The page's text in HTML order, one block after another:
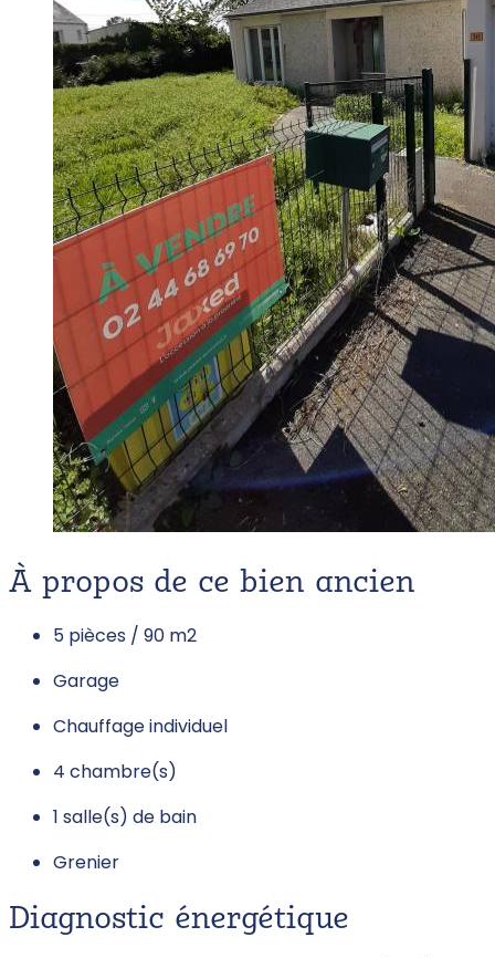
À propos de ce bien ancien
5 pièces / 90 m2
Garage
Chauffage individuel
4 chambre(s)
1 salle(s) de bain
Grenier
Diagnostic énergétique